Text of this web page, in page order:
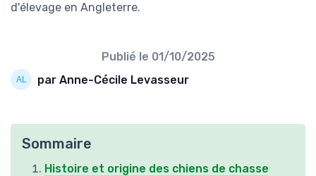
d'élevage en Angleterre.
Publié le 01/10/2025
par Anne-Cécile Levasseur
Sommaire
Histoire et origine des chiens de chasse